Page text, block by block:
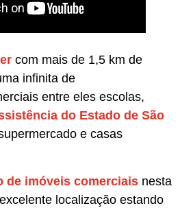
com mais de 1,5 km de
infinita de
entre eles escolas,
do Estado de São
e casas
de imóveis comerciais nesta
localização estando